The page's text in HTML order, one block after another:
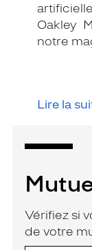
Oakley
notre
Lire la
Vérifiez si
de votre